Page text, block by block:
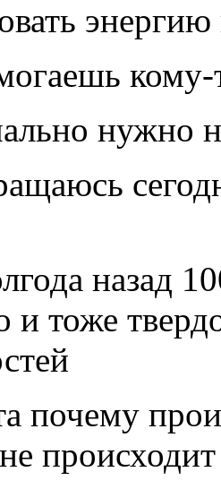
нужно
назад
и тоже
почему
происходит